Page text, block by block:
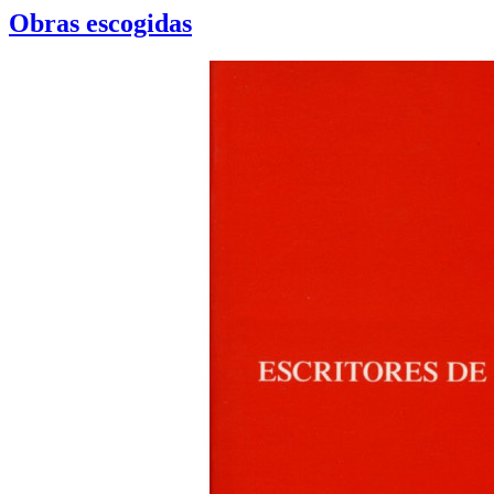
Obras escogidas